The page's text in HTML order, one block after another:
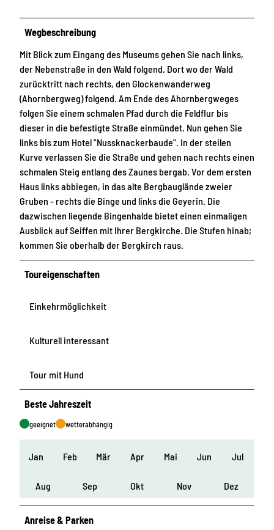
Wegbeschreibung
Mit Blick zum Eingang des Museums gehen Sie nach links,
der Nebenstraße in den Wald folgend. Dort wo der Wald
zurücktritt nach rechts, den Glockenwanderweg
(Ahornbergweg) folgend. Am Ende des Ahornbergweges
folgen Sie einem schmalen Pfad durch die Feldflur bis
dieser in die befestigte Straße einmündet. Nun gehen Sie
links bis zum Hotel "Nussknackerbaude". In der steilen
Kurve verlassen Sie die Straße und gehen nach rechts einen
schmalen Steig entlang des Zaunes bergab. Vor dem ersten
Haus links abbiegen, in das alte Bergbauglände zweier
Gruben - rechts die Binge und links die Geyerin. Die
dazwischen liegende Bingenhalde bietet einen einmaligen
Ausblick auf Seiffen mit Ihrer Bergkirche. Die Stufen hinab;
kommen Sie oberhalb der Bergkirch raus.
Toureigenschaften
Einkehrmöglichkeit
Kulturell interessant
Tour mit Hund
Beste Jahreszeit
geeignet wetterabhängig
Jan Feb Mär Apr Mai Jun Jul
Aug Sep Okt Nov Dez
Anreise & Parken